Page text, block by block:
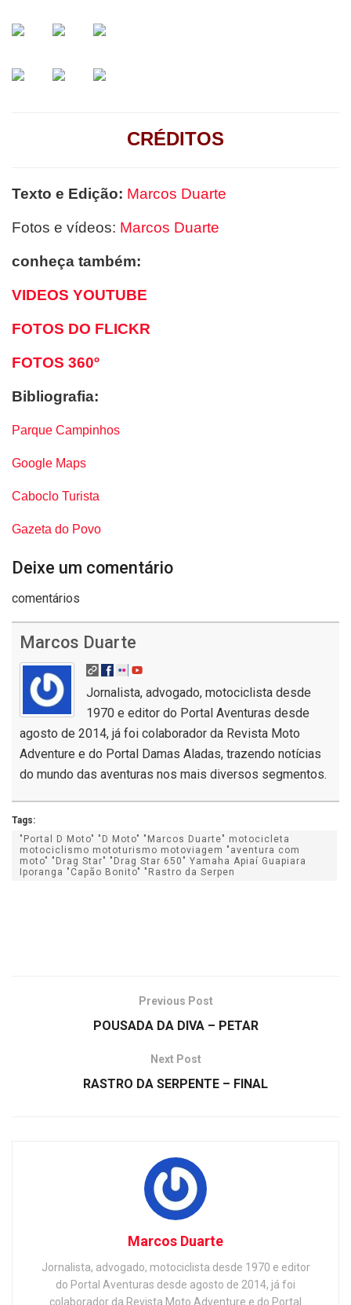
CRÉDITOS
Texto e Edição: Marcos Duarte
Fotos e vídeos: Marcos Duarte
conheça também:
VIDEOS YOUTUBE
FOTOS DO FLICKR
FOTOS 360º
Bibliografia:
Parque Campinhos
Google Maps
Caboclo Turista
Gazeta do Povo
Deixe um comentário
comentários
Marcos Duarte
Jornalista, advogado, motociclista desde
1970 e editor do Portal Aventuras desde
agosto de 2014, já foi colaborador da Revista Moto
Adventure e do Portal Damas Aladas, trazendo notícias
do mundo das aventuras nos mais diversos segmentos.
Tags:
"Portal D Moto" "D Moto" "Marcos Duarte" motocicleta
motociclismo mototurismo motoviagem "aventura com
moto" "Drag Star" "Drag Star 650" Yamaha Apiaí Guapiara
Iporanga "Capão Bonito" "Rastro da Serpen
Previous Post
POUSADA DA DIVA – PETAR
Next Post
RASTRO DA SERPENTE – FINAL
Marcos Duarte
Jornalista, advogado, motociclista desde 1970 e editor
do Portal Aventuras desde agosto de 2014, já foi
colaborador da Revista Moto Adventure e do Portal